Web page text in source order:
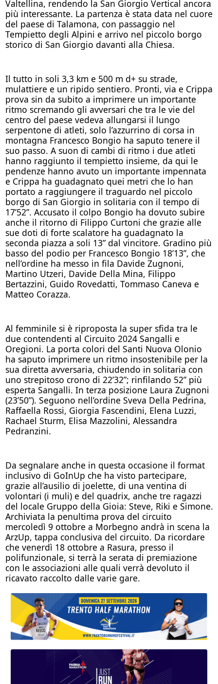
Valtellina, rendendo la San Giorgio Vertical ancora
più interessante. La partenza è stata data nel cuore
del paese di Talamona, con passaggio nel
Tempietto degli Alpini e arrivo nel piccolo borgo
storico di San Giorgio davanti alla Chiesa.
Il tutto in soli 3,3 km e 500 m d+ su strade,
mulattiere e un ripido sentiero. Pronti, via e Crippa
prova sin da subito a imprimere un importante
ritmo scremando gli avversari che tra le vie del
centro del paese vedeva allungarsi il lungo
serpentone di atleti, solo l’azzurrino di corsa in
montagna Francesco Bongio ha saputo tenere il
suo passo. A suon di cambi di ritmo i due atleti
hanno raggiunto il tempietto insieme, da qui le
pendenze hanno avuto un importante impennata
e Crippa ha guadagnato quei metri che lo han
portato a raggiungere il traguardo nel piccolo
borgo di San Giorgio in solitaria con il tempo di
17’52”. Accusato il colpo Bongio ha dovuto subire
anche il ritorno di Filippo Curtoni che grazie alle
sue doti di forte scalatore ha guadagnato la
seconda piazza a soli 13” dal vincitore. Gradino più
basso del podio per Francesco Bongio 18’13”, che
nell’ordine ha messo in fila Davide Zugnoni,
Martino Utzeri, Davide Della Mina, Filippo
Bertazzini, Guido Rovedatti, Tommaso Caneva e
Matteo Corazza.
Al femminile si è riproposta la super sfida tra le
due contendenti al Circuito 2024 Sangalli e
Oregioni. La porta colori del Santi Nuova Olonio
ha saputo imprimere un ritmo insostenibile per la
sua diretta avversaria, chiudendo in solitaria con
uno strepitoso crono di 22’32”; rinfilando 52” più
esperta Sangalli. In terza posizione Laura Zugnoni
(23’50”). Seguono nell’ordine Sveva Della Pedrina,
Raffaella Rossi, Giorgia Fascendini, Elena Luzzi,
Rachael Sturm, Elisa Mazzolini, Alessandra
Pedranzini.
Da segnalare anche in questa occasione il format
inclusivo di GoInUp che ha visto partecipare,
grazie all’ausilio di joelette, di una ventina di
volontari (i muli) e del quadrix, anche tre ragazzi
del locale Gruppo della Gioia: Steve, Riki e Simone.
Archiviata la penultima prova del circuito
mercoledì 9 ottobre a Morbegno andrà in scena la
ArzUp, tappa conclusiva del circuito. Da ricordare
che venerdì 18 ottobre a Rasura, presso il
polifunzionale, si terrà la serata di premiazione
con le associazioni alle quali verrà devoluto il
ricavato raccolto dalle varie gare.